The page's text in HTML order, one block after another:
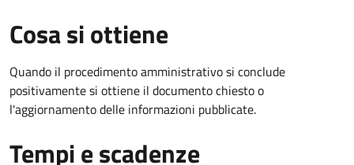
Cosa si ottiene
Quando il procedimento amministrativo si conclude
positivamente si ottiene il documento chiesto o
l'aggiornamento delle informazioni pubblicate.
Tempi e scadenze